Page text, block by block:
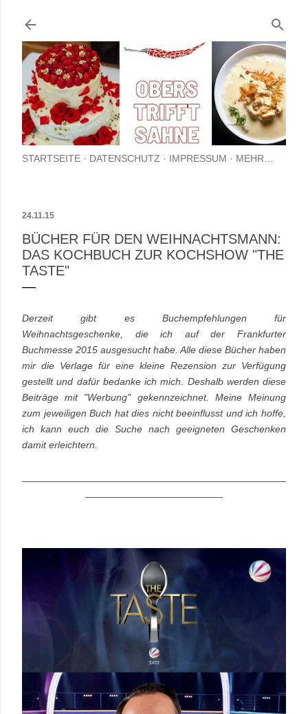
STARTSEITE DATENSCHUTZ IMPRESSUM MEHR…
24.11.15
BÜCHER FÜR DEN WEIHNACHTSMANN:
DAS KOCHBUCH ZUR KOCHSHOW "THE
TASTE"
Derzeit gibt es Buchempfehlungen für
Weihnachtsgeschenke, die ich auf der Frankfurter
Buchmesse 2015 ausgesucht habe. Alle diese Bücher haben
mir die Verlage für eine kleine Rezension zur Verfügung
gestellt und dafür bedanke ich mich. Deshalb werden diese
Beiträge mit "Werbung" gekennzeichnet. Meine Meinung
zum jeweiligen Buch hat dies nicht beeinflusst und ich hoffe,
ich kann euch die Suche nach geeigneten Geschenken
damit erleichtern.